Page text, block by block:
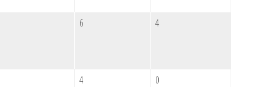
6 4
4 0